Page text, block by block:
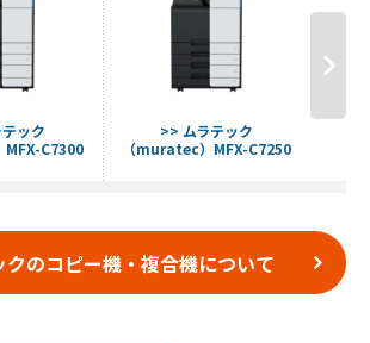
ック
MFX-C7300
>> ムラテック
（muratec）MFX-C7250
クのコピー機・複合機について